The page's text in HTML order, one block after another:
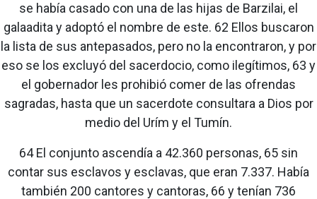
se había casado con una de las hijas de Barzilai, el
galaadita y adoptó el nombre de este. 62 Ellos buscaron
la lista de sus antepasados, pero no la encontraron, y por
eso se los excluyó del sacerdocio, como ilegítimos, 63 y
el gobernador les prohibió comer de las ofrendas
sagradas, hasta que un sacerdote consultara a Dios por
medio del Urím y el Tumín.
64 El conjunto ascendía a 42.360 personas, 65 sin
contar sus esclavos y esclavas, que eran 7.337. Había
también 200 cantores y cantoras, 66 y tenían 736